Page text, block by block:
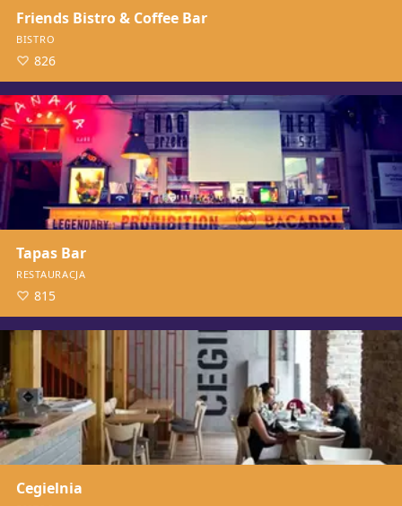
Friends Bistro & Coffee Bar
BISTRO
826
Tapas Bar
RESTAURACJA
815
Cegielnia